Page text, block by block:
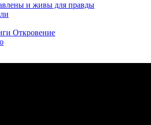
и живы для правды
Откровение